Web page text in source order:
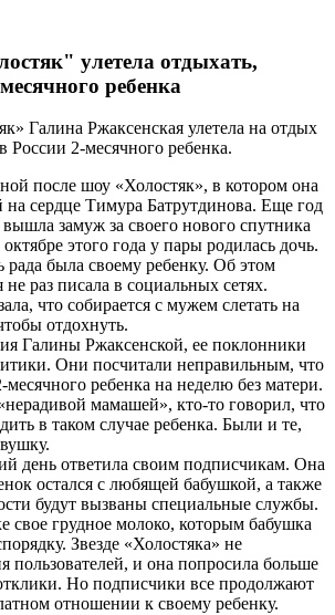
улетела отдыхать,
ребенка
Галина Ржаксенская улетела на отдых
России 2-месячного ребенка.
после шоу «Холостяк», в котором она
на сердце Тимура Батрутдинова. Еще год
вышла замуж за своего нового спутника
этого года у пары родилась дочь.
была своему ребенку. Об этом
раз писала в социальных сетях.
что собирается с мужем слетать на
отдохнуть.
Галины Ржаксенской, ее поклонники
Они посчитали неправильным, что
месячного ребенка на неделю без матери.
мамашей», кто-то говорил, что
в таком случае ребенка. Были и те,
день ответила своим подписчикам. Она
остался с любящей бабушкой, а также
будут вызваны специальные службы.
свое грудное молоко, которым бабушка
Звезде «Холостяка» не
пользователей, и она попросила больше
Но подписчики все продолжают
отношении к своему ребенку.